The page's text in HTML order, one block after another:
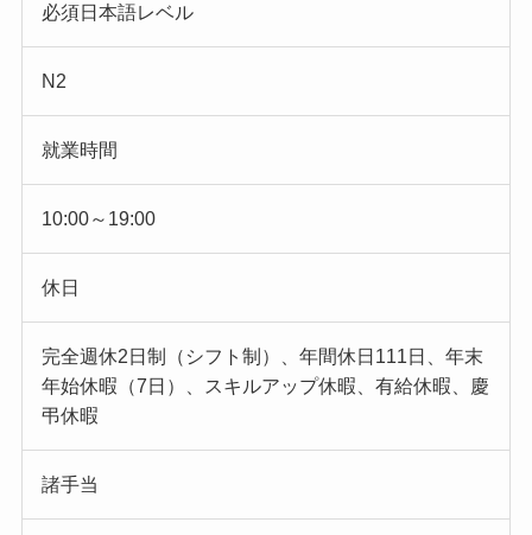
必須日本語レベル
N2
就業時間
10:00～19:00
休日
完全週休2日制（シフト制）、年間休日111日、年末
年始休暇（7日）、スキルアップ休暇、有給休暇、慶
弔休暇
諸手当